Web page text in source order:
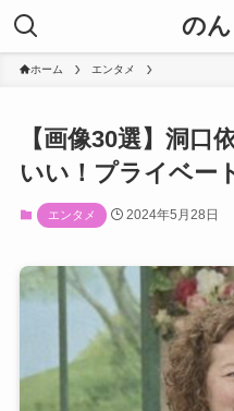
の
ホーム エンタメ
【画像30選】洞口
いい！プライベー
エンタメ 2024年5月28日